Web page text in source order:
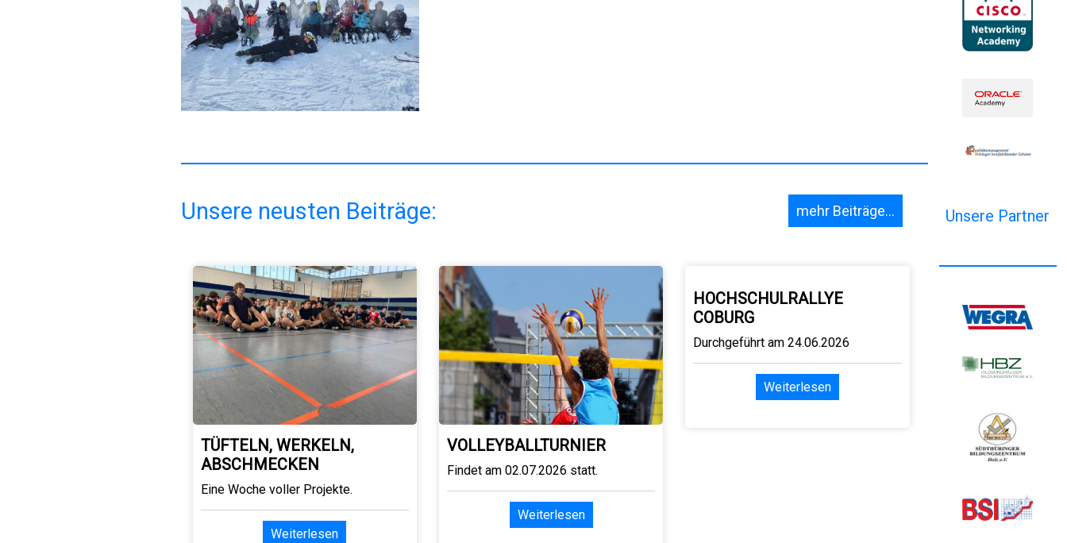
Unsere neusten Beiträge: mehr Beiträge...
TÜFTELN, WERKELN,
ABSCHMECKEN
Eine Woche voller Projekte.
Weiterlesen
VOLLEYBALLTURNIER
Findet am 02.07.2026 statt.
Weiterlesen
HOCHSCHULRALLYE
COBURG
Durchgeführt am 24.06.2026
Weiterlesen
Unsere Partner